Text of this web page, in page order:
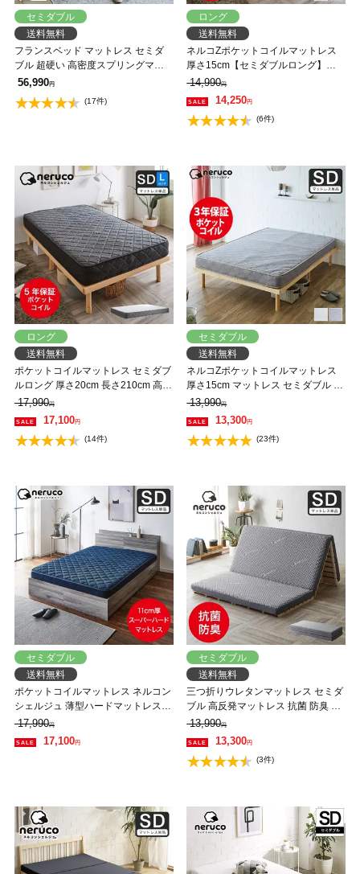
セミダブル
送料無料
フランスベッド マットレス セミダ
ブル 超硬い 高密度スプリングマッ
トレス マルチラススーパースプリン
引取】 【大型家具配送】
56,990円
(17件)
ロング
送料無料
ネルコZポケットコイルマットレス
厚さ15cm【セミダブルロング】
120×210×15cm スプリングマットレ
ス 硬め ハードタイプ ポケットコイ
ルマット グレー アイボリー
14,990円
14,250円
(6件)
ロング
送料無料
ポケットコイルマットレス セミダブ
ルロング 厚さ20cm 長さ210cm 高密
度 バリュー ベッドコンシェルジュ
マットレス 抗菌防臭 防ダニ
17,990円
17,100円
(14件)
セミダブル
送料無料
ネルコZポケットコイルマットレス
厚さ15cm マットレス セミダブル ス
プリングマットレス 硬め ハードタ
イプ ポケットコイルマット グレー
アイボリー ベッドマットレス
13,990円
13,300円
(23件)
セミダブル
送料無料
ポケットコイルマットレス ネルコン
シェルジュ 薄型ハードマットレス
11cm厚 ベッドマットレス 体圧分散
セミダブル 硬め
17,990円
17,100円
セミダブル
送料無料
三つ折りウレタンマットレス セミダ
ブル 高反発マットレス 抗菌 防臭 抗
菌防臭 洗える カバー 8cm メッシュ
おすすめ
13,990円
13,300円
(3件)